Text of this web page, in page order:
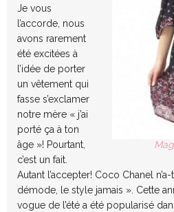
Je vous
l’accorde, nous
avons rarement
été excitées à
l’idée de porter
un vêtement qui
fasse s’exclamer
notre mère « j’ai
porté ça à ton
âge »! Pourtant,
c’est un fait.
Autant l’accepter! Coco Chanel
démode, le style jamais ». Cette
vogue de l’été a été popularisé